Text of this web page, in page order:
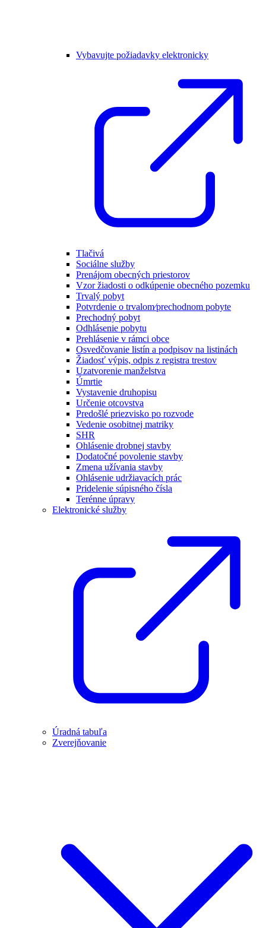
Vybavujte požiadavky elektronicky
Tlačivá
Sociálne služby
Prenájom obecných priestorov
Vzor žiadosti o odkúpenie obecného pozemku
Trvalý pobyt
Potvrdenie o trvalom⁄prechodnom pobyte
Prechodný pobyt
Odhlásenie pobytu
Prehlásenie v rámci obce
Osvedčovanie listín a podpisov na listinách
Žiadosť výpis, odpis z registra trestov
Uzatvorenie manželstva
Úmrtie
Vystavenie druhopisu
Určenie otcovstva
Predošlé priezvisko po rozvode
Vedenie osobitnej matriky
SHR
Ohlásenie drobnej stavby
Dodatočné povolenie stavby
Zmena užívania stavby
Ohlásenie udržiavacích prác
Pridelenie súpisného čísla
Terénne úpravy
Elektronické služby
Úradná tabuľa
Zverejňovanie